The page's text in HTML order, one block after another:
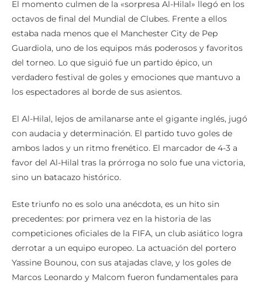
El momento culmen de la «sorpresa Al-Hilal» llegó en los
octavos de final del Mundial de Clubes. Frente a ellos
estaba nada menos que el Manchester City de Pep
Guardiola, uno de los equipos más poderosos y favoritos
del torneo. Lo que siguió fue un partido épico, un
verdadero festival de goles y emociones que mantuvo a
los espectadores al borde de sus asientos.
El Al-Hilal, lejos de amilanarse ante el gigante inglés, jugó
con audacia y determinación. El partido tuvo goles de
ambos lados y un ritmo frenético. El marcador de 4-3 a
favor del Al-Hilal tras la prórroga no solo fue una victoria,
sino un batacazo histórico.
Este triunfo no es solo una anécdota, es un hito sin
precedentes: por primera vez en la historia de las
competiciones oficiales de la FIFA, un club asiático logra
derrotar a un equipo europeo. La actuación del portero
Yassine Bounou, con sus atajadas clave, y los goles de
Marcos Leonardo y Malcom fueron fundamentales para